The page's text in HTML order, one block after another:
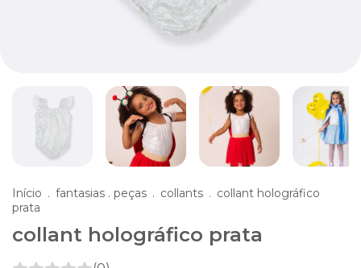
Início . fantasias . peças . collants . collant holográfico
prata
collant holográfico prata